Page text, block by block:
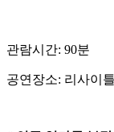
관람시간: 90분
공연장소: 리사이